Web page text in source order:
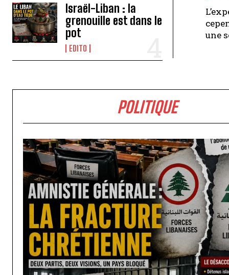
Israël-Liban : la
grenouille est dans le
pot
EDITO
une
POLITIQUE